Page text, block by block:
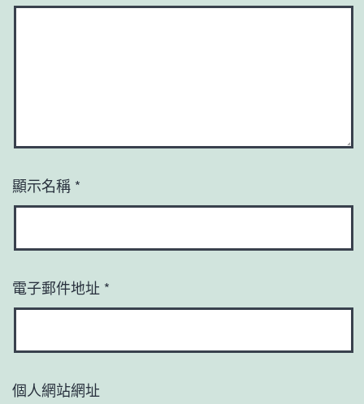
顯示名稱 *
電子郵件地址 *
個人網站網址